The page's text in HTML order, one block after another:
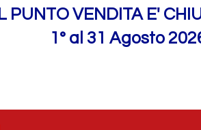
IL PUNTO VENDITA E'
1° al 31 Agosto